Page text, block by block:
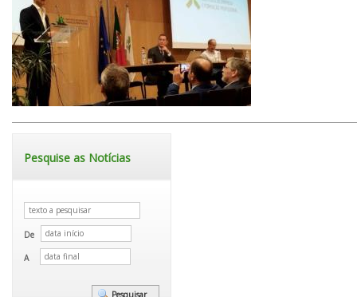
Pesquise as Notícias
De
A